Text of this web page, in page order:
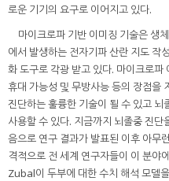
로운 기기의 요구로 이어지고 있다.
마이크로파 기반 이미징 기술은 생
에서 발생하는 전자기파 산란 지도 작
화 도구로 각광 받고 있다. 마이크로
휴대 가능성 및 무방사능 등의 장점을
진단하는 훌륭한 기술이 될 수 있고
사용할 수 있다. 지금까지 뇌졸중 진
음으로 연구 결과가 발표된 이후 아무
격적으로 전 세계 연구자들이 이 분야
Zubal이 두부에 대한 수치 해석 모델